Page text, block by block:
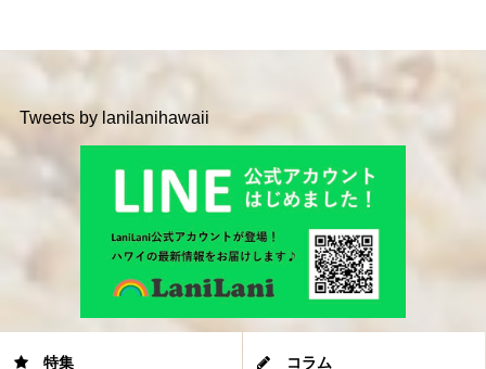
Tweets by lanilanihawaii
特集 コラム